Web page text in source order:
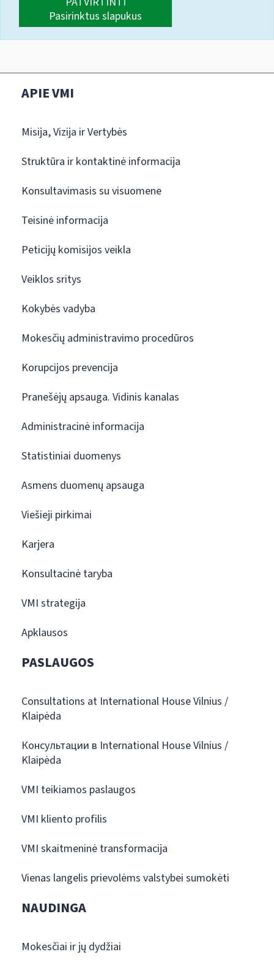
Pasirinktus slapukus
APIE VMI
Misija, Vizija ir Vertybės
Struktūra ir kontaktinė informacija
Konsultavimasis su visuomene
Teisinė informacija
Peticijų komisijos veikla
Veiklos sritys
Kokybės vadyba
Mokesčių administravimo procedūros
Korupcijos prevencija
Pranešėjų apsauga. Vidinis kanalas
Administracinė informacija
Statistiniai duomenys
Asmens duomenų apsauga
Viešieji pirkimai
Karjera
Konsultacinė taryba
VMI strategija
Apklausos
PASLAUGOS
Consultations at International House Vilnius /
Klaipėda
Консультации в International House Vilnius /
Klaipėda
VMI teikiamos paslaugos
VMI kliento profilis
VMI skaitmeninė transformacija
Vienas langelis prievolėms valstybei sumokėti
NAUDINGA
Mokesčiai ir jų dydžiai